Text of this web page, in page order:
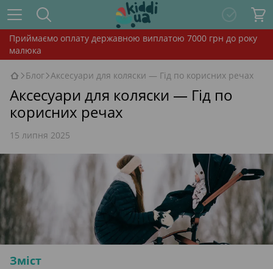
Приймаємо оплату державною виплатою 7000 грн до року
малюка
Блог Аксесуари для коляски — Гід по корисних речах
Аксесуари для коляски — Гід по
корисних речах
15 липня 2025
Зміст